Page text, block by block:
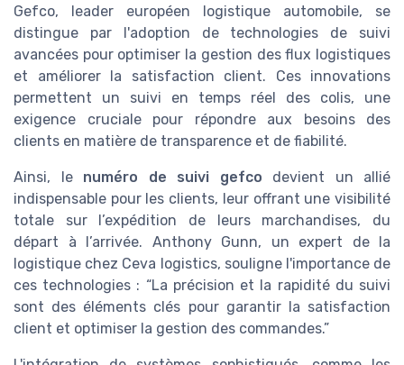
Gefco, leader européen logistique automobile, se
distingue par l'adoption de technologies de suivi
avancées pour optimiser la gestion des flux logistiques
et améliorer la satisfaction client. Ces innovations
permettent un suivi en temps réel des colis, une
exigence cruciale pour répondre aux besoins des
clients en matière de transparence et de fiabilité.
Ainsi, le numéro de suivi gefco devient un allié
indispensable pour les clients, leur offrant une visibilité
totale sur l’expédition de leurs marchandises, du
départ à l’arrivée. Anthony Gunn, un expert de la
logistique chez Ceva logistics, souligne l'importance de
ces technologies : “La précision et la rapidité du suivi
sont des éléments clés pour garantir la satisfaction
client et optimiser la gestion des commandes.”